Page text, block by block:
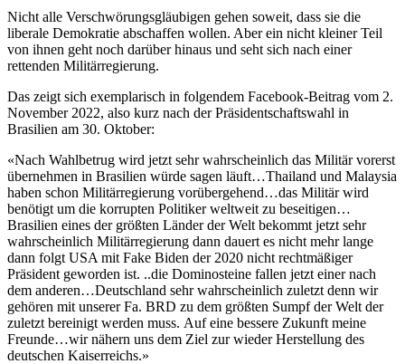
Nicht alle Verschwörungsgläubigen gehen soweit, dass sie die
liberale Demokratie abschaffen wollen. Aber ein nicht kleiner Teil
von ihnen geht noch darüber hinaus und seht sich nach einer
rettenden Militärregierung.
Das zeigt sich exemplarisch in folgendem Facebook-Beitrag vom 2.
November 2022, also kurz nach der Präsidentschaftswahl in
Brasilien am 30. Oktober:
«Nach Wahlbetrug wird jetzt sehr wahrscheinlich das Militär vorerst
übernehmen in Brasilien würde sagen läuft…Thailand und Malaysia
haben schon Militärregierung vorübergehend…das Militär wird
benötigt um die korrupten Politiker weltweit zu beseitigen…
Brasilien eines der größten Länder der Welt bekommt jetzt sehr
wahrscheinlich Militärregierung dann dauert es nicht mehr lange
dann folgt USA mit Fake Biden der 2020 nicht rechtmäßiger
Präsident geworden ist. ..die Dominosteine fallen jetzt einer nach
dem anderen…Deutschland sehr wahrscheinlich zuletzt denn wir
gehören mit unserer Fa. BRD zu dem größten Sumpf der Welt der
zuletzt bereinigt werden muss. Auf eine bessere Zukunft meine
Freunde…wir nähern uns dem Ziel zur wieder Herstellung des
deutschen Kaiserreichs.»